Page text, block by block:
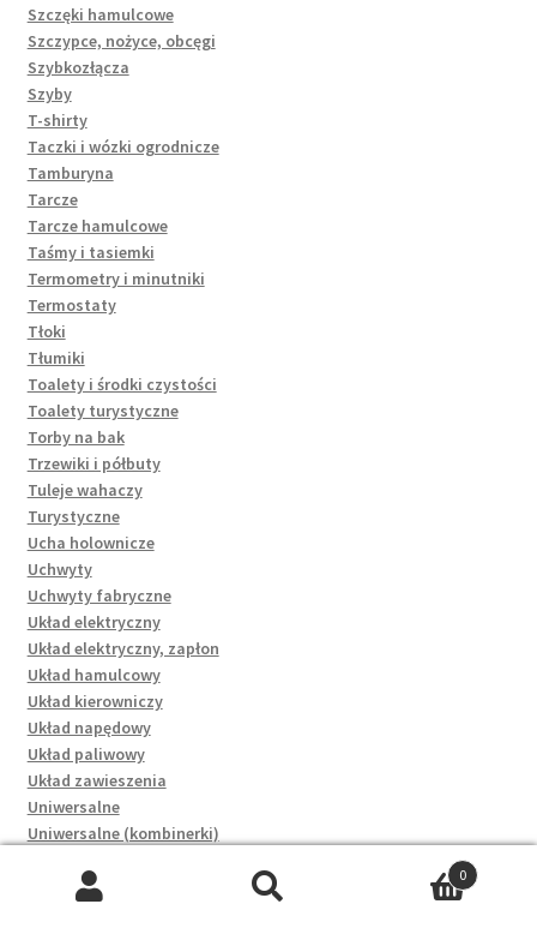
Szczęki hamulcowe
Szczypce, nożyce, obcęgi
Szybkozłącza
Szyby
T-shirty
Taczki i wózki ogrodnicze
Tamburyna
Tarcze
Tarcze hamulcowe
Taśmy i tasiemki
Termometry i minutniki
Termostaty
Tłoki
Tłumiki
Toalety i środki czystości
Toalety turystyczne
Torby na bak
Trzewiki i półbuty
Tuleje wahaczy
Turystyczne
Ucha holownicze
Uchwyty
Uchwyty fabryczne
Układ elektryczny
Układ elektryczny, zapłon
Układ hamulcowy
Układ kierowniczy
Układ napędowy
Układ paliwowy
Układ zawieszenia
Uniwersalne
Uniwersalne (kombinerki)
Uszczelki głowicy
0